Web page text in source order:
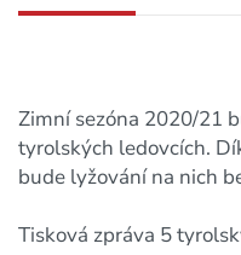
Zimní sezóna 2020/21
tyrolských ledovcích.
bude lyžování na nich
Tisková zpráva 5